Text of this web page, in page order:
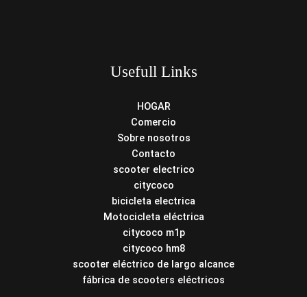
Usefull Links
HOGAR
Comercio
Sobre nosotros
Contacto
scooter electrico
citycoco
bicicleta electrica
Motocicleta eléctrica
citycoco m1p
citycoco hm8
scooter eléctrico de largo alcance
fábrica de scooters eléctricos